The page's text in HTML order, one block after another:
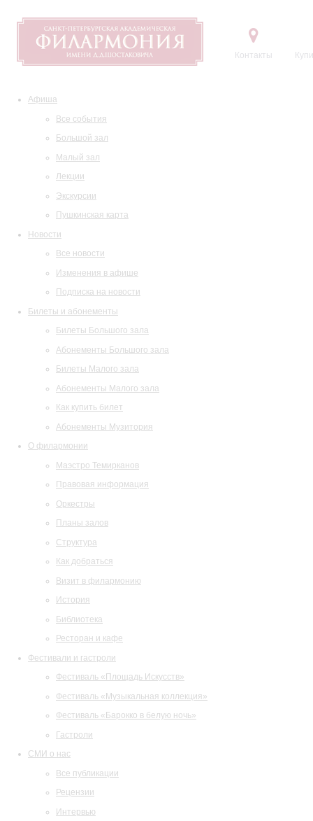
Контакты
Афиша
Все события
Большой зал
Малый зал
Лекции
Экскурсии
Пушкинская карта
Новости
Все новости
Изменения в афише
Подписка на новости
Билеты и абонементы
Билеты Большого зала
Абонементы Большого зала
Билеты Малого зала
Абонементы Малого зала
Как купить билет
Абонементы Музитория
О филармонии
Маэстро Темирканов
Правовая информация
Оркестры
Планы залов
Структура
Как добраться
Визит в филармонию
История
Библиотека
Ресторан и кафе
Фестивали и гастроли
Фестиваль «Площадь Искусств»
Фестиваль «Музыкальная коллекция»
Фестиваль «Барокко в белую ночь»
Гастроли
СМИ о нас
Все публикации
Рецензии
Интервью